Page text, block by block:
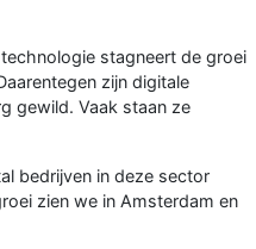
stagneert de groei
zijn digitale
gewild. Vaak staan ze
bedrijven in deze sector
zien we in Amsterdam en